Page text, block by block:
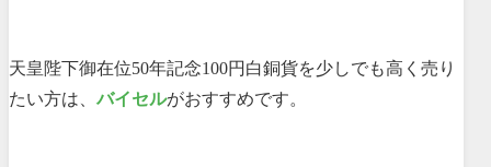
天皇陛下御在位50年記念100円白銅貨を少しでも高く売り
たい方は、 バイセルがおすすめです。